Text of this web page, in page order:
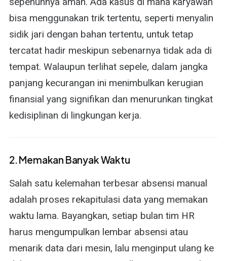
bisa menggunakan trik tertentu, seperti menyalin
sidik jari dengan bahan tertentu, untuk tetap
tercatat hadir meskipun sebenarnya tidak ada di
tempat. Walaupun terlihat sepele, dalam jangka
panjang kecurangan ini menimbulkan kerugian
finansial yang signifikan dan menurunkan tingkat
kedisiplinan di lingkungan kerja.
2. Memakan Banyak Waktu
Salah satu kelemahan terbesar absensi manual
adalah proses rekapitulasi data yang memakan
waktu lama. Bayangkan, setiap bulan tim HR
harus mengumpulkan lembar absensi atau
menarik data dari mesin, lalu menginput ulang ke